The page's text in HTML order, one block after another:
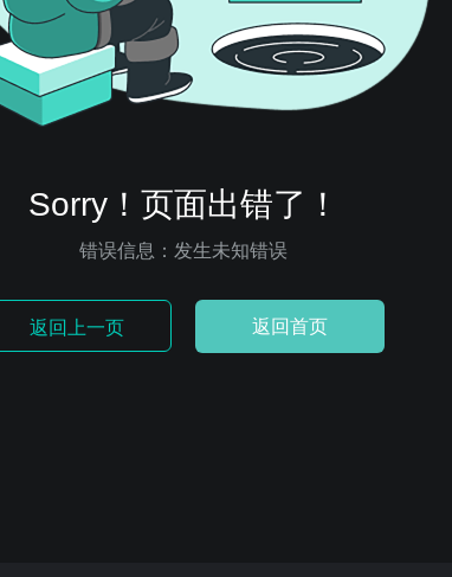
Sorry！页面出错了！
错误信息：发生未知错误
返回上一页 返回首页